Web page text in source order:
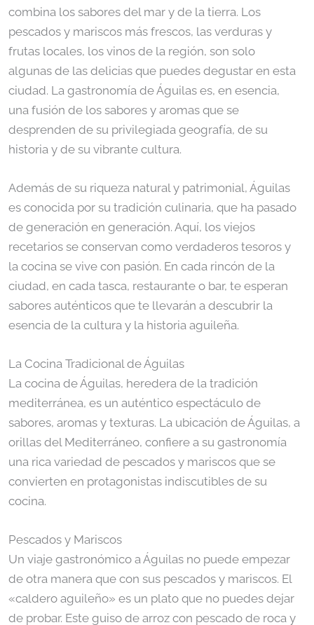
combina los sabores del mar y de la tierra. Los
pescados y mariscos más frescos, las verduras y
frutas locales, los vinos de la región, son solo
algunas de las delicias que puedes degustar en esta
ciudad. La gastronomía de Águilas es, en esencia,
una fusión de los sabores y aromas que se
desprenden de su privilegiada geografía, de su
historia y de su vibrante cultura.
Además de su riqueza natural y patrimonial, Águilas
es conocida por su tradición culinaria, que ha pasado
de generación en generación. Aquí, los viejos
recetarios se conservan como verdaderos tesoros y
la cocina se vive con pasión. En cada rincón de la
ciudad, en cada tasca, restaurante o bar, te esperan
sabores auténticos que te llevarán a descubrir la
esencia de la cultura y la historia aguileña.
La Cocina Tradicional de Águilas
La cocina de Águilas, heredera de la tradición
mediterránea, es un auténtico espectáculo de
sabores, aromas y texturas. La ubicación de Águilas, a
orillas del Mediterráneo, confiere a su gastronomía
una rica variedad de pescados y mariscos que se
convierten en protagonistas indiscutibles de su
cocina.
Pescados y Mariscos
Un viaje gastronómico a Águilas no puede empezar
de otra manera que con sus pescados y mariscos. El
«caldero aguileño» es un plato que no puedes dejar
de probar. Este guiso de arroz con pescado de roca y